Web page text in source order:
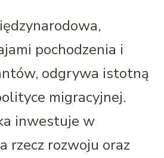
pochodzenia i
odgrywa istotną
migracyjnej.
inwestuje w
rzecz rozwoju oraz